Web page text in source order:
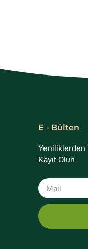
E - Bülten
Yeniliklerden
Kayıt Olun
Mail